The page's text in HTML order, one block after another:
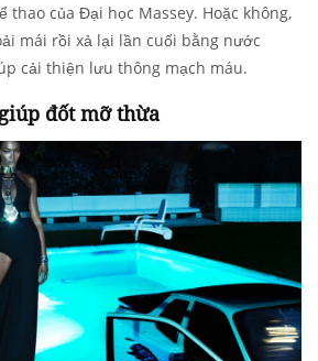
thao của Đại học Massey. Hoặc không,
mái rồi xả lại lần cuối bằng nước
cải thiện lưu thông mạch máu.
đốt mỡ thừa